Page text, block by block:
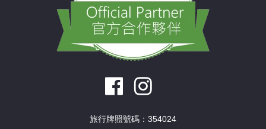
旅行牌照號碼：354024